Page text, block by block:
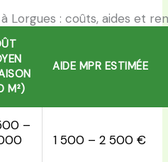
Lorgues : coûts, aides et
M²)
AIDE MPR ESTIMÉE
–
1 500 – 2 500 €